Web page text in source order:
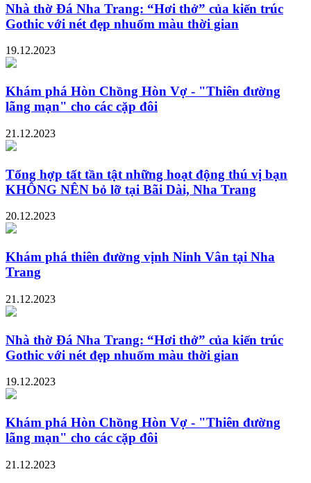
Nhà thờ Đá Nha Trang: “Hơi thở” của kiến trúc
Gothic với nét đẹp nhuốm màu thời gian
19.12.2023
Khám phá Hòn Chồng Hòn Vợ - "Thiên đường
lãng mạn" cho các cặp đôi
21.12.2023
Tổng hợp tất tần tật những hoạt động thú vị bạn
KHÔNG NÊN bỏ lỡ tại Bãi Dài, Nha Trang
20.12.2023
Khám phá thiên đường vịnh Ninh Vân tại Nha
Trang
21.12.2023
Nhà thờ Đá Nha Trang: “Hơi thở” của kiến trúc
Gothic với nét đẹp nhuốm màu thời gian
19.12.2023
Khám phá Hòn Chồng Hòn Vợ - "Thiên đường
lãng mạn" cho các cặp đôi
21.12.2023